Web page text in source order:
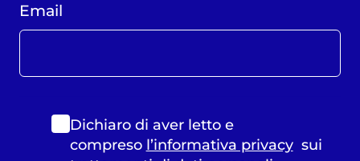
Email
Dichiaro di aver letto e
compreso l’informativa privacysui